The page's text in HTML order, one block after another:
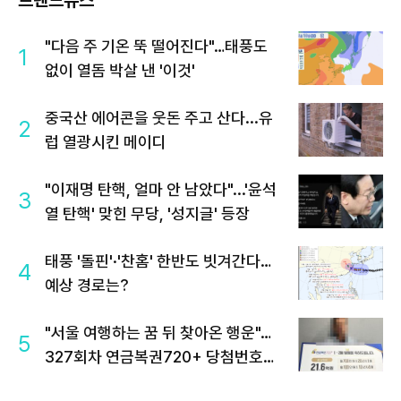
1
"다음 주 기온 뚝 떨어진다"…태풍도
없이 열돔 박살 낸 '이것'
2
중국산 에어콘을 웃돈 주고 산다...유
럽 열광시킨 메이디
3
"이재명 탄핵, 얼마 안 남았다"...'윤석
열 탄핵' 맞힌 무당, '성지글' 등장
4
태풍 '돌핀'·'찬홈' 한반도 빗겨간다…
예상 경로는?
5
"서울 여행하는 꿈 뒤 찾아온 행운"…
327회차 연금복권720+ 당첨번호조